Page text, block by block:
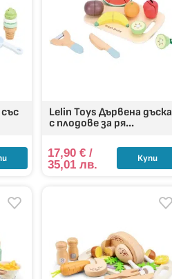
Lelin Toys Дървена дъска
с плодове за ря...
17,90€ /
35,01 лв.
Купи